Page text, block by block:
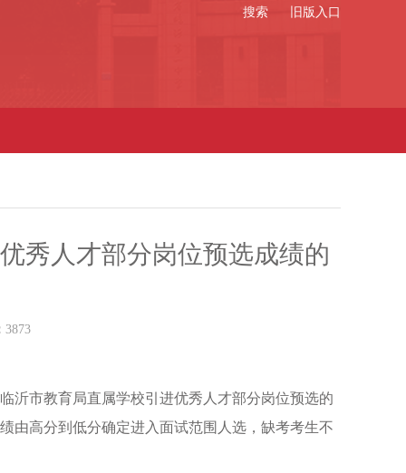
搜索 旧版入口
秀人才部分岗位预选成绩的
3873
市教育局直属学校引进优秀人才部分岗位预选的
由高分到低分确定进入面试范围人选，缺考考生不